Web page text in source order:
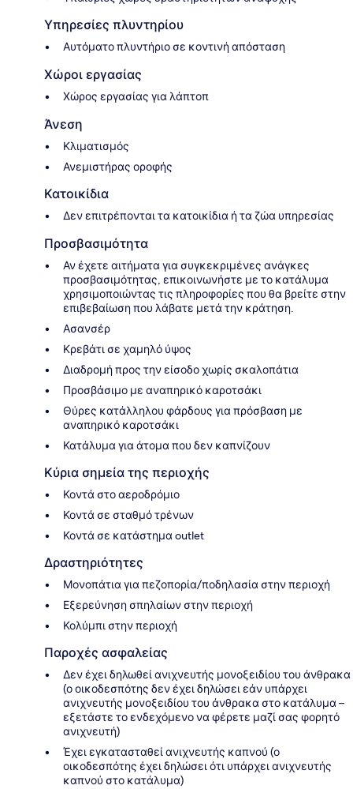
Υπηρεσίες πλυντηρίου
Αυτόματο πλυντήριο σε κοντινή απόσταση
Χώροι εργασίας
Χώρος εργασίας για λάπτοπ
Άνεση
Κλιματισμός
Ανεμιστήρας οροφής
Κατοικίδια
Δεν επιτρέπονται τα κατοικίδια ή τα ζώα υπηρεσίας
Προσβασιμότητα
Αν έχετε αιτήματα για συγκεκριμένες ανάγκες
προσβασιμότητας, επικοινωνήστε με το κατάλυμα
χρησιμοποιώντας τις πληροφορίες που θα βρείτε στην
επιβεβαίωση που λάβατε μετά την κράτηση.
Ασανσέρ
Κρεβάτι σε χαμηλό ύψος
Διαδρομή προς την είσοδο χωρίς σκαλοπάτια
Προσβάσιμο με αναπηρικό καροτσάκι
Θύρες κατάλληλου φάρδους για πρόσβαση με
αναπηρικό καροτσάκι
Κατάλυμα για άτομα που δεν καπνίζουν
Κύρια σημεία της περιοχής
Κοντά στο αεροδρόμιο
Κοντά σε σταθμό τρένων
Κοντά σε κατάστημα outlet
Δραστηριότητες
Μονοπάτια για πεζοπορία/ποδηλασία στην περιοχή
Εξερεύνηση σπηλαίων στην περιοχή
Κολύμπι στην περιοχή
Παροχές ασφαλείας
Δεν έχει δηλωθεί ανιχνευτής μονοξειδίου του άνθρακα
(ο οικοδεσπότης δεν έχει δηλώσει εάν υπάρχει
ανιχνευτής μονοξειδίου του άνθρακα στο κατάλυμα –
εξετάστε το ενδεχόμενο να φέρετε μαζί σας φορητό
ανιχνευτή)
Έχει εγκατασταθεί ανιχνευτής καπνού (ο
οικοδεσπότης έχει δηλώσει ότι υπάρχει ανιχνευτής
καπνού στο κατάλυμα)